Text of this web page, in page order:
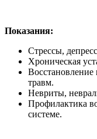
Показания:
Стрессы,
Хроническая
Восстановление
травм.
Невриты,
Профилактика
системе.